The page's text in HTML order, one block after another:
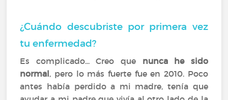
¿Cuándo descubriste por primera vez
tu enfermedad?
Es complicado... Creo que nunca he sido
normal, pero lo más fuerte fue en 2010. Poco
antes había perdido a mi madre, tenía que